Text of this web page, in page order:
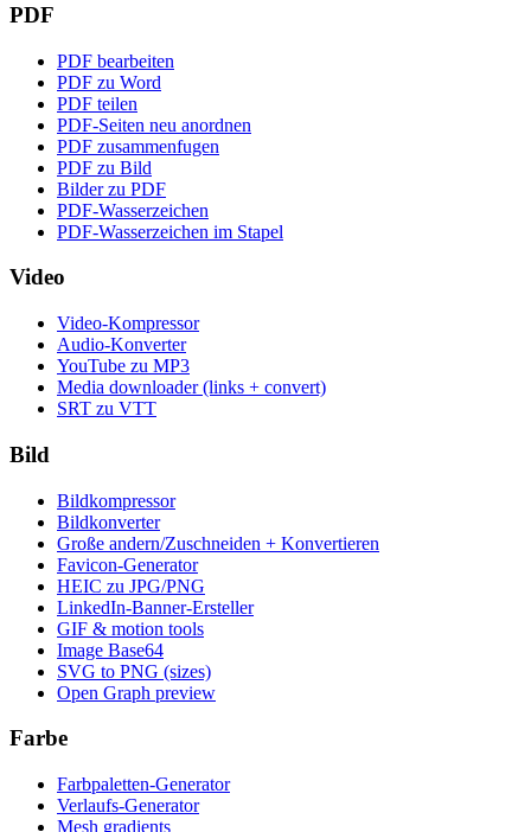
PDF
PDF bearbeiten
PDF zu Word
PDF teilen
PDF-Seiten neu anordnen
PDF zusammenfugen
PDF zu Bild
Bilder zu PDF
PDF-Wasserzeichen
PDF-Wasserzeichen im Stapel
Video
Video-Kompressor
Audio-Konverter
YouTube zu MP3
Media downloader (links + convert)
SRT zu VTT
Bild
Bildkompressor
Bildkonverter
Große andern/Zuschneiden + Konvertieren
Favicon-Generator
HEIC zu JPG/PNG
LinkedIn-Banner-Ersteller
GIF & motion tools
Image Base64
SVG to PNG (sizes)
Open Graph preview
Farbe
Farbpaletten-Generator
Verlaufs-Generator
Mesh gradients